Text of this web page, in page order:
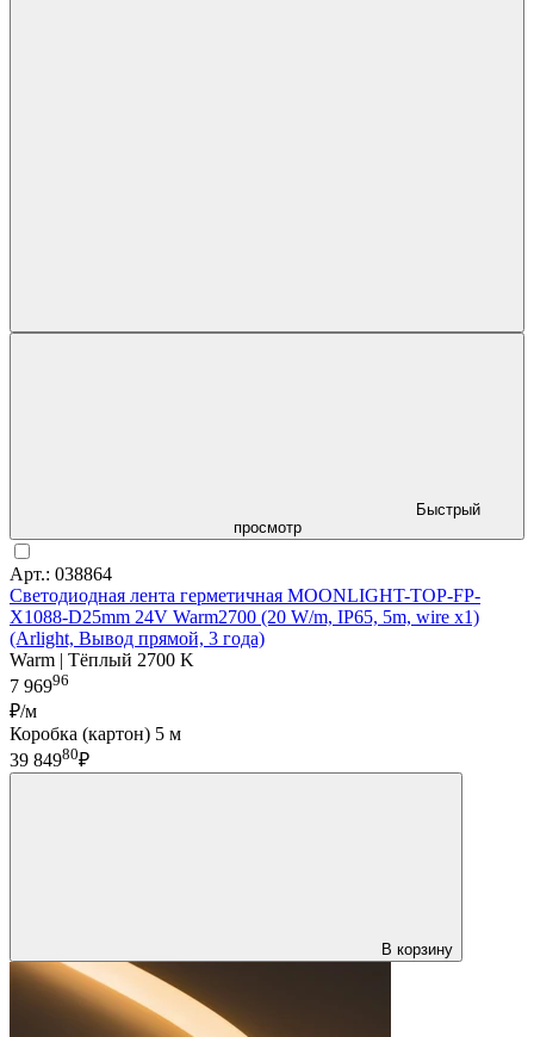
Быстрый
просмотр
Арт.: 038864
Светодиодная лента герметичная MOONLIGHT-TOP-FP-
X1088-D25mm 24V Warm2700 (20 W/m, IP65, 5m, wire x1)
(Arlight, Вывод прямой, 3 года)
Warm | Тёплый 2700 K
7 96996
₽/м
Коробка (картон) 5 м
39 84980₽
В корзину